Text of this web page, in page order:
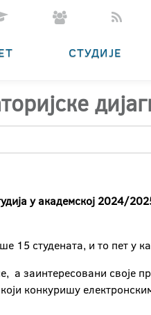
СТУДИЈЕ
у академској 2024/
15 студената, и то пет у
а заинтересовани своје
конкуришу